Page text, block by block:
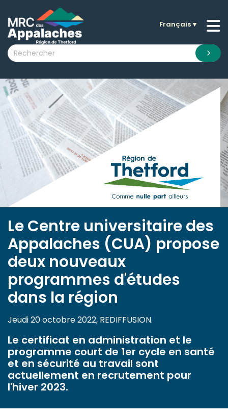
submenu (La MRC )
submenu (Citoyens )
submenu (Visiteurs )
submenu (Nouvelles )
submenu (Documentation )
Français▼
Le Centre universitaire des
Appalaches (CUA) propose
deux nouveaux
programmes d'études
dans la région
Jeudi 20 octobre 2022, REDIFFUSION.
Le certificat en administration et le
programme court de 1er cycle en santé
et en sécurité au travail sont
actuellement en recrutement pour
l'hiver 2023.